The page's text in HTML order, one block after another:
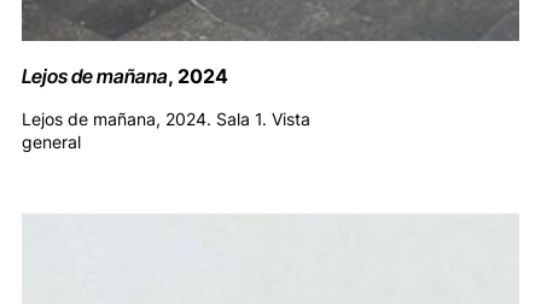
Lejos de mañana, 2024
Lejos de mañana, 2024. Sala 1. Vista
general